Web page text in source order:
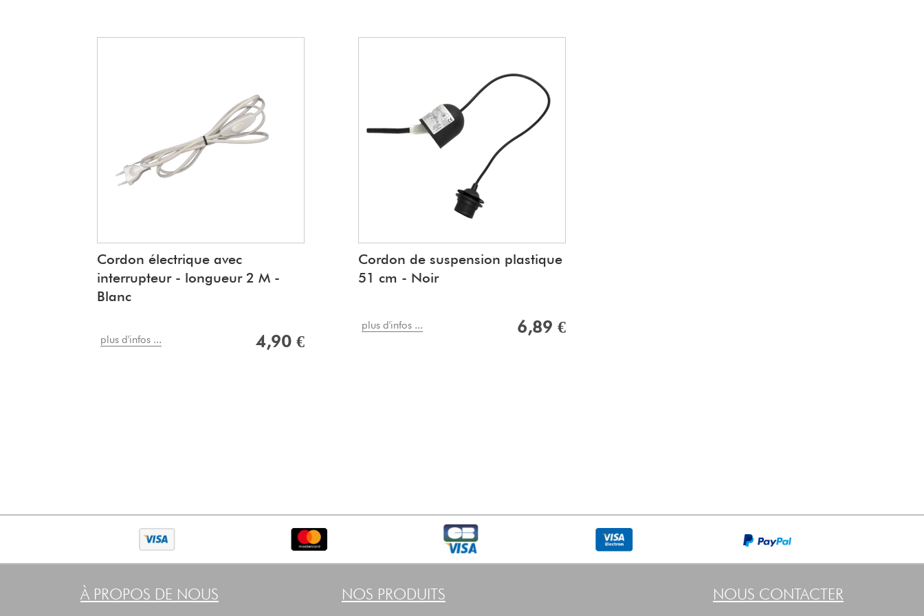
douille pour ampoule E27
Fiche male et interrupteur
Supporte Maximum 2 kg
Cordon électrique avec
interrupteur - longueur 2 M -
Blanc
plus d'infos ... 4,90 €
Cordon de suspension plastique
51 cm - Noir
plus d'infos ... 6,89 €
À PROPOS DE NOUS NOS PRODUITS NOUS CONTACTER